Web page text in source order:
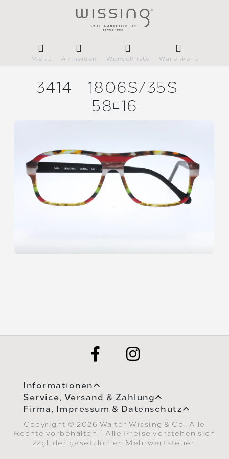
Menü Anmelden Wunschliste Warenkorb
3414 1806S/35S
5816
Informationen
Service, Versand & Zahlung
Firma, Impressum & Datenschutz
Copyright © 2026 Walter Wissing & Co.. Alle
Rechte vorbehalten.
* Alle Preise verstehen sich
zzgl. der gesetzlichen Mehrwertsteuer.